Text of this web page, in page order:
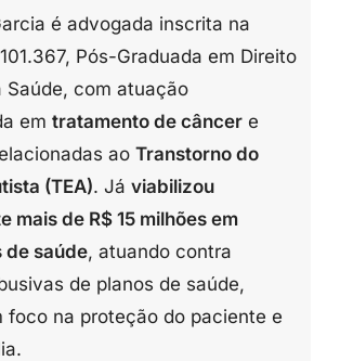
é advogada inscrita na
Pós-Graduada em Direito
Saúde, com atuação
em tratamento de câncer e
ao Transtorno do
(TEA). Já viabilizou
mais de R$ 15 milhões em
de saúde, atuando contra
de planos de saúde,
foco na proteção do paciente e